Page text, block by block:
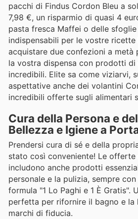
pacchi di Findus Cordon Bleu a
7,98 €, un risparmio di quasi 4
pasta fresca Maffei o delle sfoglie
indispensabili per le vostre
acquistare due confezioni a metà
la vostra dispensa con prodotti di
incredibili. Elite sa come viziarvi,
aspettative anche dei volantini
incredibili offerte sugli alimentari
Cura della Persona e
Bellezza e Igiene a
Prendersi cura di sé e della
stato così conveniente! Le
includono anche prodotti
personale e la pulizia, sempre
formula "1 Lo Paghi e 1 È Gratis".
perfetta per rifornire il bagno e la
marchi di fiducia.